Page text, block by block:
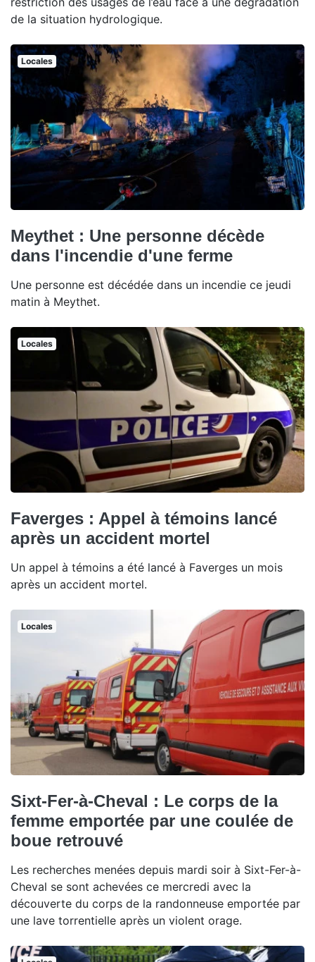
de la situation hydrologique.
Locales
Meythet : Une personne décède
dans l'incendie d'une ferme
Une personne est décédée dans un incendie ce jeudi
matin à Meythet.
Locales
Faverges : Appel à témoins lancé
après un accident mortel
Un appel à témoins a été lancé à Faverges un mois
après un accident mortel.
Locales
Sixt-Fer-à-Cheval : Le corps de la
femme emportée par une coulée de
boue retrouvé
Les recherches menées depuis mardi soir à Sixt-Fer-à-
Cheval se sont achevées ce mercredi avec la
découverte du corps de la randonneuse emportée par
une lave torrentielle après un violent orage.